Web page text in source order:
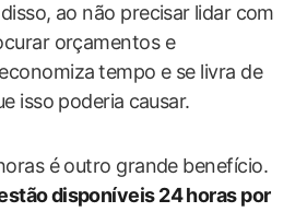
ao não precisar ⁣lidar com
orçamentos e
tempo‌ e se livra de
isso‍ poderia ⁢causar.
é outro ‌grande ‍benefício.⁤
disponíveis 24 horas por